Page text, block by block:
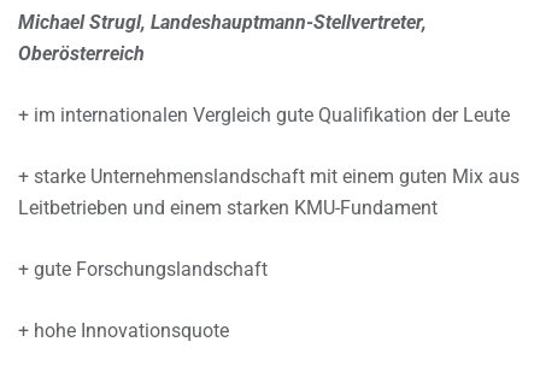
Michael Strugl, Landeshauptmann-Stellvertreter,
Oberösterreich
+ im internationalen Vergleich gute Qualifikation der Leute
+ starke Unternehmenslandschaft mit einem guten Mix aus
Leitbetrieben und einem starken KMU-Fundament
+ gute Forschungslandschaft
+ hohe Innovationsquote